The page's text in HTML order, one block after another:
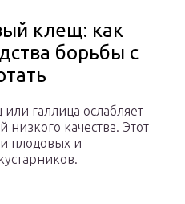
клещ: как
борьбы с
галлица ослабляет
низкого качества. Этот
плодовых и